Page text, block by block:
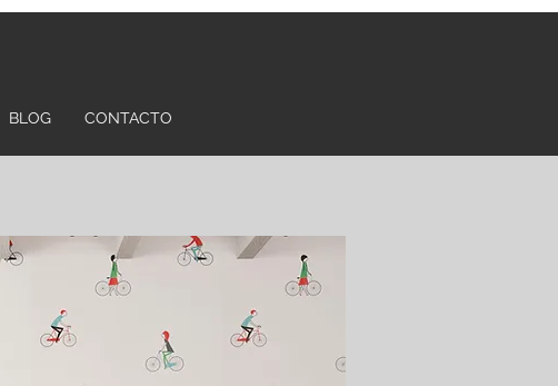
BLOG CONTACTO